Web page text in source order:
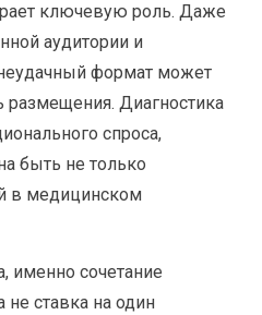
ключевую роль. Даже
аудитории и
формат может
размещения. Диагностика
спроса,
быть не только
в медицинском
сочетание
не ставка на один